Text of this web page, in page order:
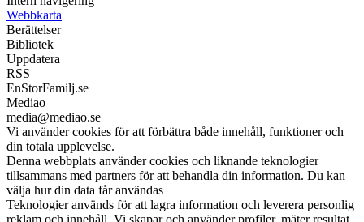
Webbkarta
Berättelser
Bibliotek
Uppdatera
RSS
EnStorFamilj.se
Mediao
media@mediao.se
Vi använder cookies för att förbättra både innehåll, funktioner och
din totala upplevelse.
Denna webbplats använder cookies och liknande teknologier
tillsammans med partners för att behandla din information. Du kan
välja hur din data får användas
Teknologier används för att lagra information och leverera personlig